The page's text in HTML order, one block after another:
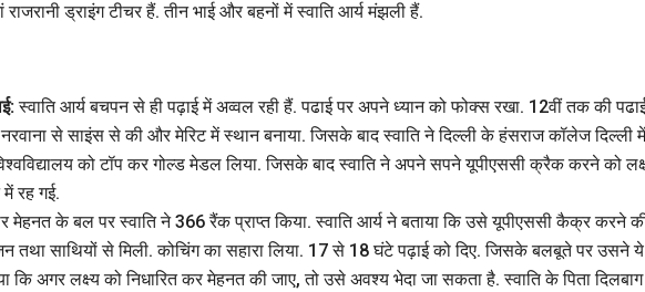
ड्राइंग टीचर हैं. तीन भाई और बहनों में स्वाति आर्य मंझली हैं.
स्वाति आर्य बचपन से ही पढ़ाई में अव्वल रही हैं. पढाई पर अपने ध्यान को फोक्स रखा. 12वीं तक की
से साइंस से की और मेरिट में स्थान बनाया. जिसके बाद स्वाति ने दिल्ली के हंसराज कॉलेज दिल्ली में
को टॉप कर गोल्ड मेडल लिया. जिसके बाद स्वाति ने अपने सपने यूपीएससी क्रैक करने को
रह गई.
मेहनत के बल पर स्वाति ने 366 रैंक प्राप्त किया. स्वाति आर्य ने बताया कि उसे यूपीएससी कैक्र करने
तथा साथियों से मिली. कोचिंग का सहारा लिया. 17 से 18 घंटे पढ़ाई को दिए. जिसके बलबूते पर उसने ये
कि अगर लक्ष्य को निधारित कर मेहनत की जाए, तो उसे अवश्य भेदा जा सकता है. स्वाति के पिता दिलबाग